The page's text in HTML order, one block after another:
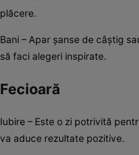
plăcere.
Bani – Apar șanse de câștig
să faci alegeri inspirate.
Fecioară
Iubire – Este o zi potrivită
va aduce rezultate pozitive.